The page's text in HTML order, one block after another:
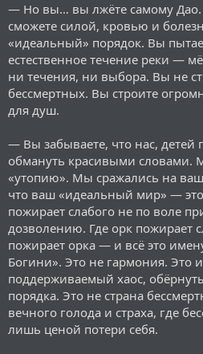
— Но вы… вы лжёте самому Дао.
сможете силой, кровью и
«идеальный» порядок. Вы
естественное течение реки —
ни течения, ни выбора. Вы не
бессмертных. Вы строите
для душ.
— Вы забываете, что нас, детей
обмануть красивыми словами.
«утопию». Мы сражались на
что ваш «идеальный мир» —
пожирает слабого не по воле
дозволению. Где орк пожирает
пожирает орка — и всё это
Богини». Это не гармония. Это
поддерживаемый хаос,
порядка. Это не страна
вечного голода и страха, где
лишь ценой потери себя.